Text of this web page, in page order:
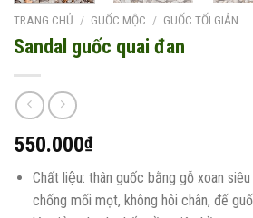
TRANG CHỦ / GUỐC MỘC / GUỐC TỐI GIẢN
Sandal guốc quai đan
550.000₫
Chất liệu: thân guốc bằng gỗ xoan
chống mối mọt, không hôi chân, đế